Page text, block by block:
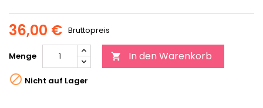
36,00 € Bruttopreis
Menge  In den Warenkorb
 Nicht auf Lager